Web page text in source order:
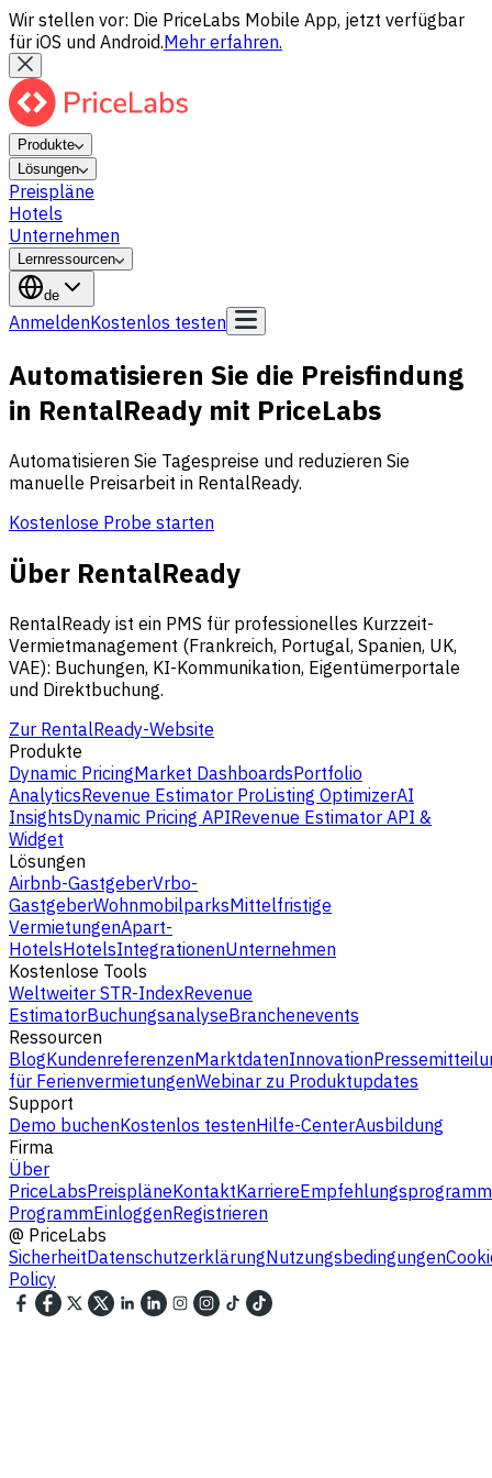
Wir stellen vor: Die PriceLabs Mobile App, jetzt verfügbar
für iOS und Android.Mehr erfahren.
Produkte
Lösungen
Preispläne
Hotels
Unternehmen
Lernressourcen
de
AnmeldenKostenlos testen
Automatisieren Sie die Preisfindung
in RentalReady mit PriceLabs
Automatisieren Sie Tagespreise und reduzieren Sie
manuelle Preisarbeit in RentalReady.
Kostenlose Probe starten
Über RentalReady
RentalReady ist ein PMS für professionelles Kurzzeit-
Vermietmanagement (Frankreich, Portugal, Spanien, UK,
VAE): Buchungen, KI-Kommunikation, Eigentümerportale
und Direktbuchung.
Zur RentalReady-Website
Produkte
Dynamic PricingMarket DashboardsPortfolio
AnalyticsRevenue Estimator ProListing OptimizerAI
InsightsDynamic Pricing APIRevenue Estimator API &
Widget
Lösungen
Airbnb-GastgeberVrbo-
GastgeberWohnmobilparksMittelfristige
VermietungenApart-
HotelsHotelsIntegrationenUnternehmen
Kostenlose Tools
Weltweiter STR-IndexRevenue
EstimatorBuchungsanalyseBranchenevents
Ressourcen
BlogKundenreferenzenMarktdatenInnovation
für FerienvermietungenWebinar zu Produktupdates
Support
Demo buchenKostenlos testenHilfe-CenterAusbildung
Firma
Über
PriceLabsPreispläneKontaktKarriereEmpfehlungsprogramm
ProgrammEinloggenRegistrieren
@ PriceLabs
SicherheitDatenschutzerklärungNutzungsbedingungen
Policy